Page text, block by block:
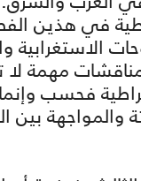
في هذين
الاستغرابية
مهمة
فحسب
والمواجهة بين